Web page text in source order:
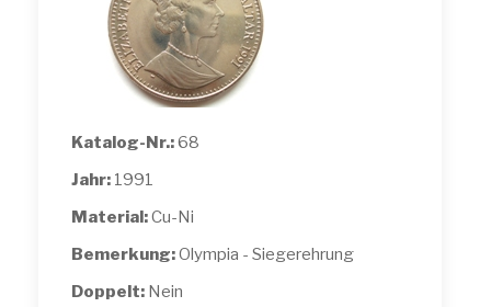
Katalog-Nr.:68
Jahr: 1991
Material:Cu-Ni
Bemerkung:Olympia - Siegerehrung
Doppelt: Nein